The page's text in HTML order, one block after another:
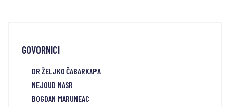
GOVORNICI
DR ŽELJKO ČABARKAPA
NEJOUD NASR
BOGDAN MARUNEAC